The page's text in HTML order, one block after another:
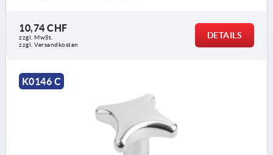
10,74 CHF
zzgl. MwSt.
zzgl. Versandkosten
DETAILS
K0146 C